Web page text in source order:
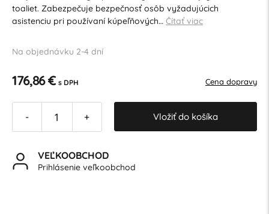
toaliet. Zabezpečuje bezpečnosť osôb vyžadujúcich
asistenciu pri používaní kúpeľňových… Čítať viac
Na objednávku 2-4 dní
176,86 € s DPH Cena dopravy
- + Vložiť do košíka
VEĽKOOBCHOD
Prihlásenie veľkoobchod